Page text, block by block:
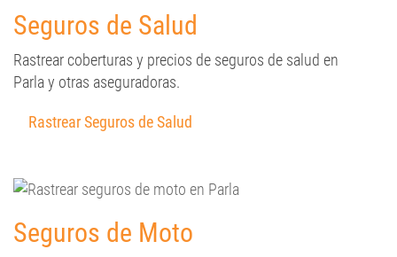
Seguros de Salud
Rastrear coberturas y precios de seguros de salud en
Parla y otras aseguradoras.
Rastrear Seguros de Salud
Seguros de Moto